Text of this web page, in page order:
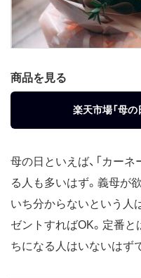
商品を見る
楽天市場「母の
母の日といえば、「カーネ
る人も多いはず。義母が
いち分からないという人
ゼントすればOK。定番と
ちになる人はいないはず